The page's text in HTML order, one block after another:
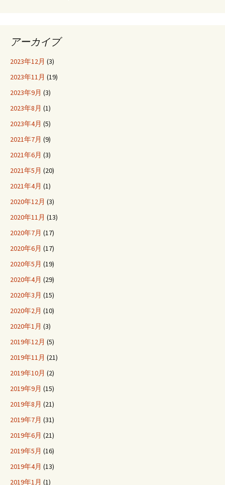
アーカイブ
2023年12月 (3)
2023年11月 (19)
2023年9月 (3)
2023年8月 (1)
2023年4月 (5)
2021年7月 (9)
2021年6月 (3)
2021年5月 (20)
2021年4月 (1)
2020年12月 (3)
2020年11月 (13)
2020年7月 (17)
2020年6月 (17)
2020年5月 (19)
2020年4月 (29)
2020年3月 (15)
2020年2月 (10)
2020年1月 (3)
2019年12月 (5)
2019年11月 (21)
2019年10月 (2)
2019年9月 (15)
2019年8月 (21)
2019年7月 (31)
2019年6月 (21)
2019年5月 (16)
2019年4月 (13)
2019年1月 (1)